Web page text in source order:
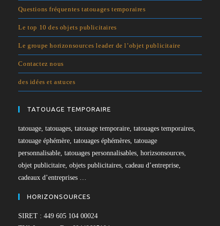
Questions fréquentes tatouages temporaires
Le top 10 des objets publicitaires
Le groupe horizonsources leader de l’objet publicitaire
Contactez nous
des idées et astuces
TATOUAGE TEMPORAIRE
tatouage, tatouages, tatouage temporaire, tatouages temporaires,
tatouage éphémère, tatouages éphémères, tatouage
personnalisable, tatouages personnalisables, horizsonsources,
objet publicitaire, objets publicitaires, cadeau d’entreprise,
cadeaux d’entreprises …
HORIZONSOURCES
SIRET : 449 605 104 00024